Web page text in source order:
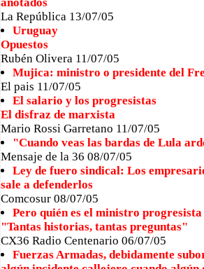
La República 13/07/05
Uruguay
Opuestos
Rubén Olivera 11/07/05
Mujica: ministro o presidente del
El pais 11/07/05
El salario y los progresistas
El disfraz de marxista
Mario Rossi Garretano 11/07/05
"Cuando veas las bardas de Lula
Mensaje de la 36 08/07/05
Ley de fuero sindical: Los
sale a defenderlos
Comcosur 08/07/05
Pero quién es el ministro
"Tantas historias, tantas preguntas"
CX36 Radio Centenario 06/07/05
Fuerzas Armadas, debidamente